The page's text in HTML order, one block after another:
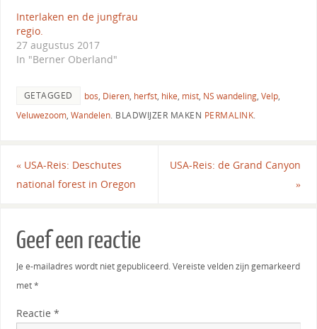
Interlaken en de jungfrau
regio.
27 augustus 2017
In "Berner Oberland"
GETAGGED bos, Dieren, herfst, hike, mist, NS wandeling, Velp,
Veluwezoom, Wandelen. BLADWIJZER MAKEN PERMALINK.
«USA-Reis: Deschutes
national forest in Oregon
USA-Reis: de Grand Canyon
»
Geef een reactie
Je e-mailadres wordt niet gepubliceerd. Vereiste velden zijn gemarkeerd
met*
Reactie *